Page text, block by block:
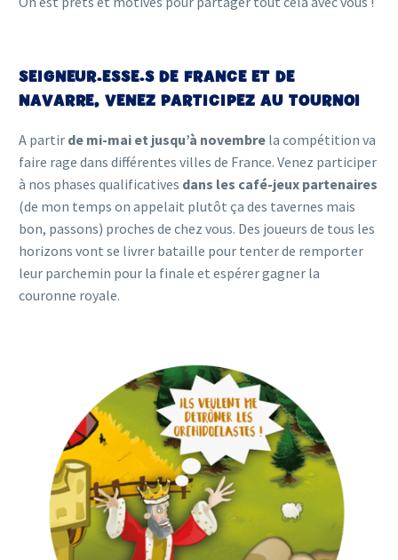
SEIGNEUR.ESSE.S DE FRANCE ET DE
NAVARRE, VENEZ PARTICIPEZ AU TOURNOI
A partir de mi-mai et jusqu’à novembre la compétition va
faire rage dans différentes villes de France. Venez participer
à nos phases qualificatives dans les café-jeux partenaires
(de mon temps on appelait plutôt ça des tavernes mais
bon, passons) proches de chez vous. Des joueurs de tous les
horizons vont se livrer bataille pour tenter de remporter
leur parchemin pour la finale et espérer gagner la
couronne royale.